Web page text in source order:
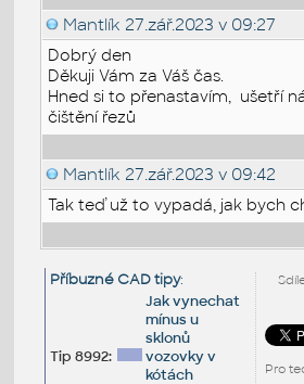
Mantlík 27.zář.2023 v 09:27
Dobrý den
Děkuji Vám za Váš čas.
Hned si to přenastavím, ušetří
čištění řezů
Mantlík 27.zář.2023 v 09:42
Tak teď už to vypadá, jak bych
Pro
Příbuzné CAD tipy:
Tip 8992:
Jak vynechat
mínus u
sklonů
vozovky v
kótách